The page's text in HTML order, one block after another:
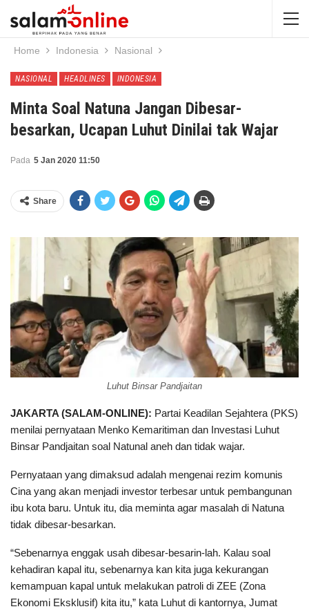
Home Indonesia Nasional
NASIONAL HEADLINES INDONESIA
Minta Soal Natuna Jangan Dibesar-
besarkan, Ucapan Luhut Dinilai tak Wajar
Pada 5 Jan 2020 11:50
Share
Luhut Binsar Pandjaitan
JAKARTA (SALAM-ONLINE): Partai Keadilan Sejahtera (PKS)
menilai pernyataan Menko Kemaritiman dan Investasi Luhut
Binsar Pandjaitan soal Natunal aneh dan tidak wajar.
Pernyataan yang dimaksud adalah mengenai rezim komunis
Cina yang akan menjadi investor terbesar untuk pembangunan
ibu kota baru. Untuk itu, dia meminta agar masalah di Natuna
tidak dibesar-besarkan.
“Sebenarnya enggak usah dibesar-besarin-lah. Kalau soal
kehadiran kapal itu, sebenarnya kan kita juga kekurangan
kemampuan kapal untuk melakukan patroli di ZEE (Zona
Ekonomi Eksklusif) kita itu,” kata Luhut di kantornya, Jumat